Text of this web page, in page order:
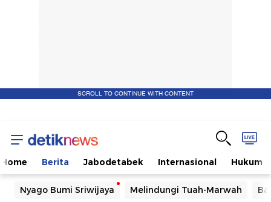
SCROLL TO CONTINUE WITH CONTENT
Home Berita Jabodetabek Internasional Hukum
Nyago Bumi Sriwijaya Melindungi Tuah-Marwah